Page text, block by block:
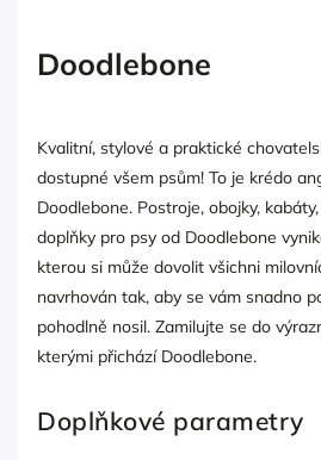
Doodlebone
Kvalitní, stylové a praktické
dostupné všem psům! To je krédo
Doodlebone. Postroje, obojky,
doplňky pro psy od Doodlebone
kterou si může dovolit všichni
navrhován tak, aby se vám snadno
pohodlně nosil. Zamilujte se do
kterými přichází Doodlebone.
Doplňkové parametry